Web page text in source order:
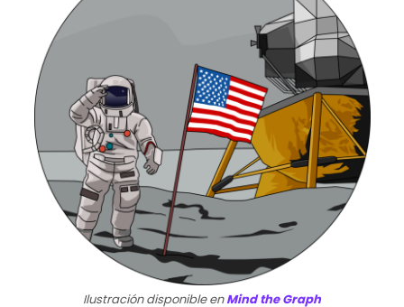
Ilustración disponible enMind the Graph